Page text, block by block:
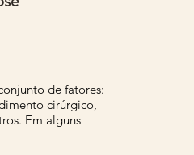
de fatores:
cirúrgico,
Em alguns